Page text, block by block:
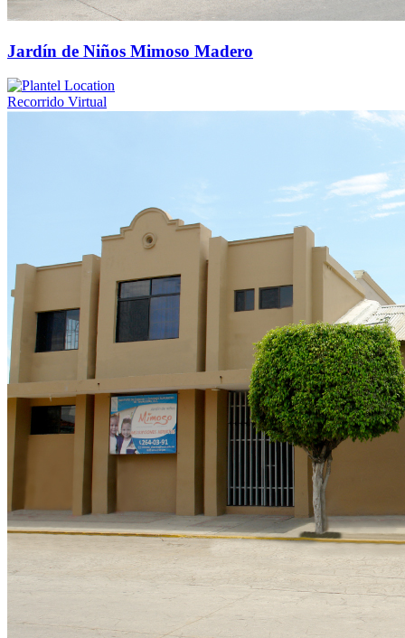
Jardín de Niños Mimoso Madero
Recorrido Virtual